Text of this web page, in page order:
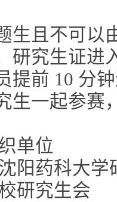
生且不可以
研究生证进
提前 10 分
生一起参赛
单位
阳药科大学
研究生会